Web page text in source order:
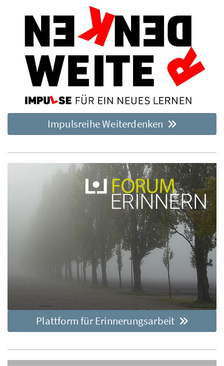
Impulsreihe Weiterdenken
Plattform für Erinnerungsarbeit